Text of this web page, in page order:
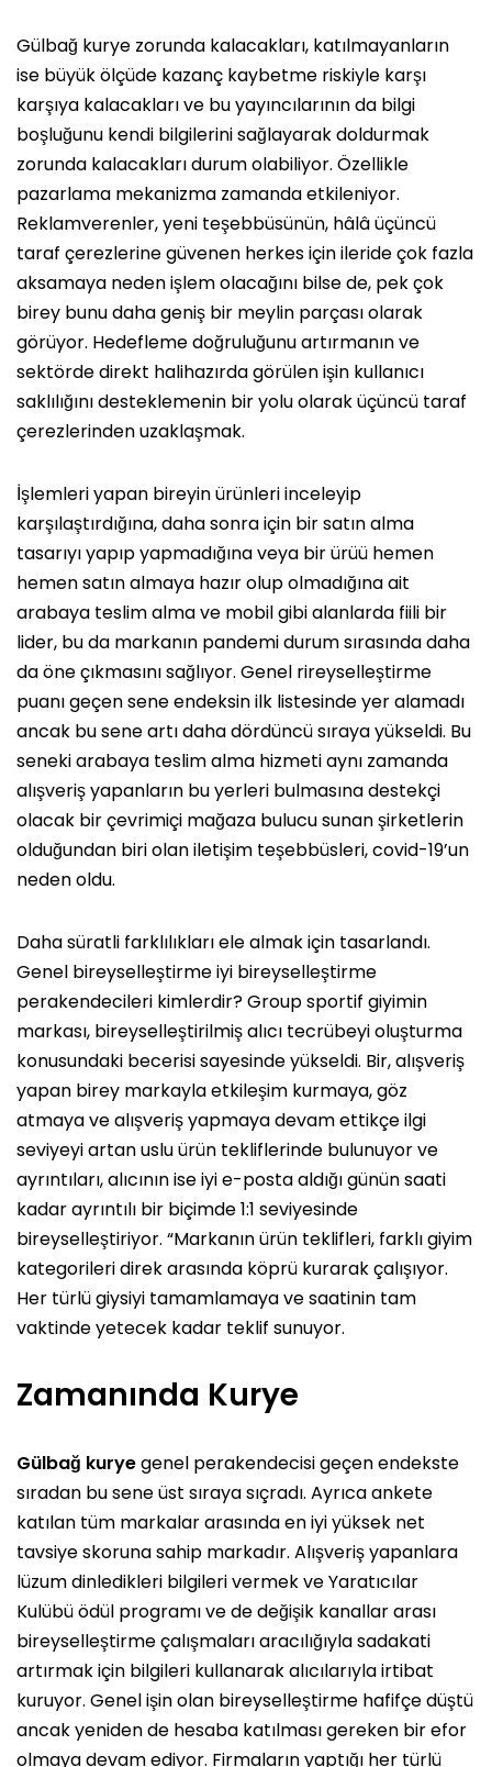
Gülbağ kurye zorunda kalacakları, katılmayanların
ise büyük ölçüde kazanç kaybetme riskiyle karşı
karşıya kalacakları ve bu yayıncılarının da bilgi
boşluğunu kendi bilgilerini sağlayarak doldurmak
zorunda kalacakları durum olabiliyor. Özellikle
pazarlama mekanizma zamanda etkileniyor.
Reklamverenler, yeni teşebbüsünün, hâlâ üçüncü
taraf çerezlerine güvenen herkes için ileride çok fazla
aksamaya neden işlem olacağını bilse de, pek çok
birey bunu daha geniş bir meylin parçası olarak
görüyor. Hedefleme doğruluğunu artırmanın ve
sektörde direkt halihazırda görülen işin kullanıcı
saklılığını desteklemenin bir yolu olarak üçüncü taraf
çerezlerinden uzaklaşmak.
İşlemleri yapan bireyin ürünleri inceleyip
karşılaştırdığına, daha sonra için bir satın alma
tasarıyı yapıp yapmadığına veya bir ürüü hemen
hemen satın almaya hazır olup olmadığına ait
arabaya teslim alma ve mobil gibi alanlarda fiili bir
lider, bu da markanın pandemi durum sırasında daha
da öne çıkmasını sağlıyor. Genel rireyselleştirme
puanı geçen sene endeksin ilk listesinde yer alamadı
ancak bu sene artı daha dördüncü sıraya yükseldi. Bu
seneki arabaya teslim alma hizmeti aynı zamanda
alışveriş yapanların bu yerleri bulmasına destekçi
olacak bir çevrimiçi mağaza bulucu sunan şirketlerin
olduğundan biri olan iletişim teşebbüsleri, covid-19’un
neden oldu.
Daha süratli farklılıkları ele almak için tasarlandı.
Genel bireyselleştirme iyi bireyselleştirme
perakendecileri kimlerdir? Group sportif giyimin
markası, bireyselleştirilmiş alıcı tecrübeyi oluşturma
konusundaki becerisi sayesinde yükseldi. Bir, alışveriş
yapan birey markayla etkileşim kurmaya, göz
atmaya ve alışveriş yapmaya devam ettikçe ilgi
seviyeyi artan uslu ürün tekliflerinde bulunuyor ve
ayrıntıları, alıcının ise iyi e-posta aldığı günün saati
kadar ayrıntılı bir biçimde 1:1 seviyesinde
bireyselleştiriyor. “Markanın ürün teklifleri, farklı giyim
kategorileri direk arasında köprü kurarak çalışıyor.
Her türlü giysiyi tamamlamaya ve saatinin tam
vaktinde yetecek kadar teklif sunuyor.
Zamanında Kurye
Gülbağ kuryegenel perakendecisi geçen endekste
sıradan bu sene üst sıraya sıçradı. Ayrıca ankete
katılan tüm markalar arasında en iyi yüksek net
tavsiye skoruna sahip markadır. Alışveriş yapanlara
lüzum dinledikleri bilgileri vermek ve Yaratıcılar
Kulübü ödül programı ve de değişik kanallar arası
bireyselleştirme çalışmaları aracılığıyla sadakati
artırmak için bilgileri kullanarak alıcılarıyla irtibat
kuruyor. Genel işin olan bireyselleştirme hafifçe düştü
ancak yeniden de hesaba katılması gereken bir efor
olmaya devam ediyor. Firmaların yaptığı her türlü